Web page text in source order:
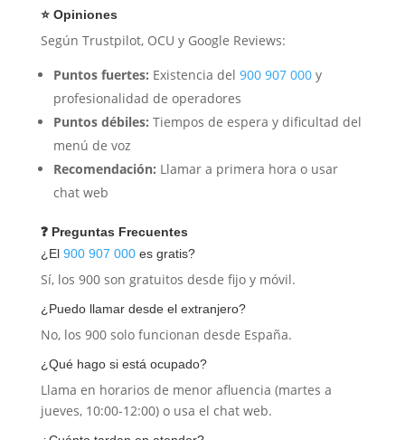
⭐ Opiniones
Según Trustpilot, OCU y Google Reviews:
Puntos fuertes: Existencia del 900 907 000y
profesionalidad de operadores
Puntos débiles: Tiempos de espera y dificultad del
menú de voz
Recomendación: Llamar a primera hora o usar
chat web
❓ Preguntas Frecuentes
¿El 900 907 000es gratis?
Sí, los 900 son gratuitos desde fijo y móvil.
¿Puedo llamar desde el extranjero?
No, los 900 solo funcionan desde España.
¿Qué hago si está ocupado?
Llama en horarios de menor afluencia (martes a
jueves, 10:00-12:00) o usa el chat web.